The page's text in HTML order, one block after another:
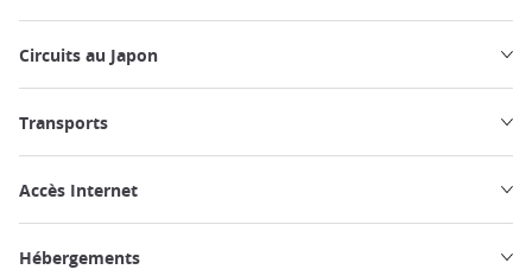
Circuits au Japon
Transports
Accès Internet
Hébergements